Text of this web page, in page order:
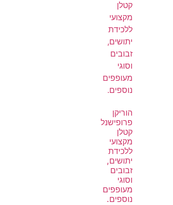
הוריקן
פרופישנל
קטלן
מקצועי
ללכידת
יתושים,
זבובים
וסוגי
מעופפים
נוספים.